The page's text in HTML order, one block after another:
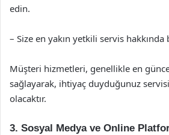
edin.
– Size en yakın yetkili servis
Müşteri hizmetleri, genellikle en
sağlayarak, ihtiyaç duyduğunuz servisi
olacaktır.
3. Sosyal Medya ve Online